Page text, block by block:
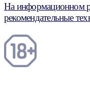
На информационном
рекомендательные